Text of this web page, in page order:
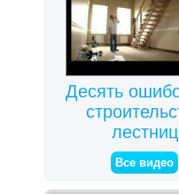
Десять
лестниц
Все видео